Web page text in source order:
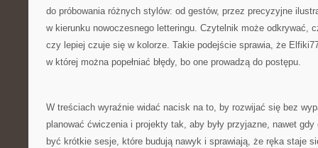
do próbowania różnych stylów: od gestów, przez precyzyjne
w kierunku nowoczesnego letteringu. Czytelnik może odkrywać,
czy lepiej czuje się w kolorze. Takie podejście sprawia, że
w której można popełniać błędy, bo one prowadzą do postępu.
W treściach wyraźnie widać nacisk na to, by rozwijać się bez
planować ćwiczenia i projekty tak, aby były przyjazne, nawet gdy
być krótkie sesje, które budują nawyk i sprawiają, że ręka staje